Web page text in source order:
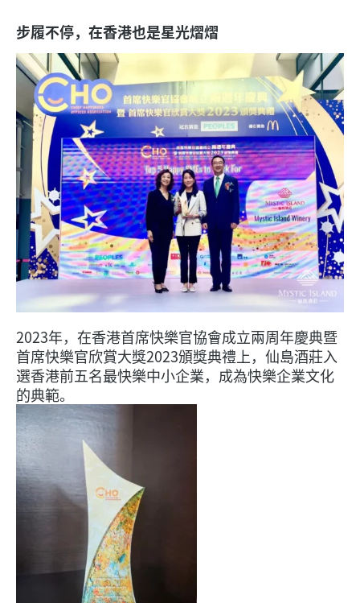
步履不停，在香港也是星光熠熠
2023年，在香港首席快樂官協會成立兩周年慶典暨
首席快樂官欣賞大獎2023頒獎典禮上，仙島酒莊入
選香港前五名最快樂中小企業，成為快樂企業文化
的典範。